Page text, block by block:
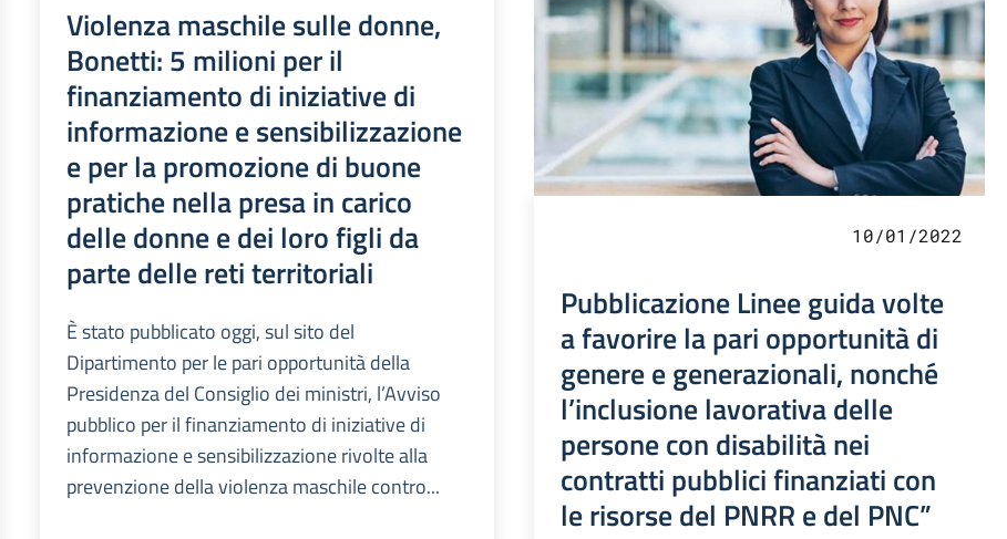
Violenza maschile sulle donne,
Bonetti: 5 milioni per il
finanziamento di iniziative di
informazione e sensibilizzazione
e per la promozione di buone
pratiche nella presa in carico
delle donne e dei loro figli da
parte delle reti territoriali
È stato pubblicato oggi, sul sito del
Dipartimento per le pari opportunità della
Presidenza del Consiglio dei ministri, l’Avviso
pubblico per il finanziamento di iniziative di
informazione e sensibilizzazione rivolte alla
prevenzione della violenza maschile contro...
10/01/2022
Pubblicazione Linee guida volte
a favorire la pari opportunità di
genere e generazionali, nonché
l’inclusione lavorativa delle
persone con disabilità nei
contratti pubblici finanziati con
le risorse del PNRR e del PNC”